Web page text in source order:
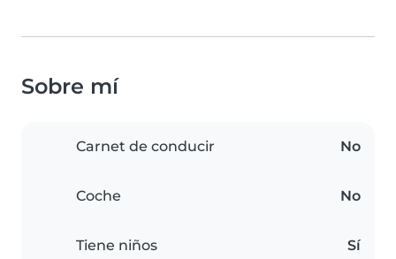
Sobre mí
Carnet de conducir No
Coche No
Tiene niños Sí